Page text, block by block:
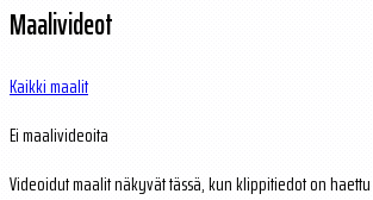
Maalivideot
Kaikki maalit
Ei maalivideoita
Videoidut maalit näkyvät tässä, kun klippitiedot on